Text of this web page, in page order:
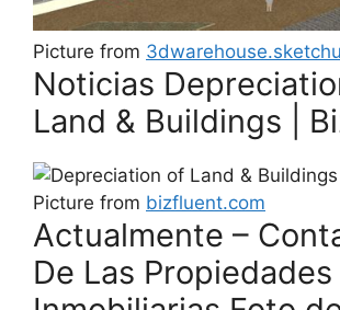
Picture from
Noticias
Land & Buildings |
Picture from bizfluent.com
Actualmente –
De Las Propiedades